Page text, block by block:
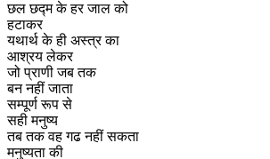
छल छद्म के हर जाल को
हटाकर
यथार्थ के ही अस्त्र का
आश्रय लेकर
जो प्राणी जब तक
बन नहीं जाता
सम्पूर्ण रूप से
सही मनुष्य
तब तक वह गढ नहीं सकता
मनुष्यता की